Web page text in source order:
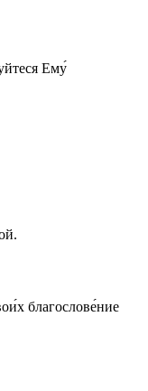
Ему́
благослове́ние